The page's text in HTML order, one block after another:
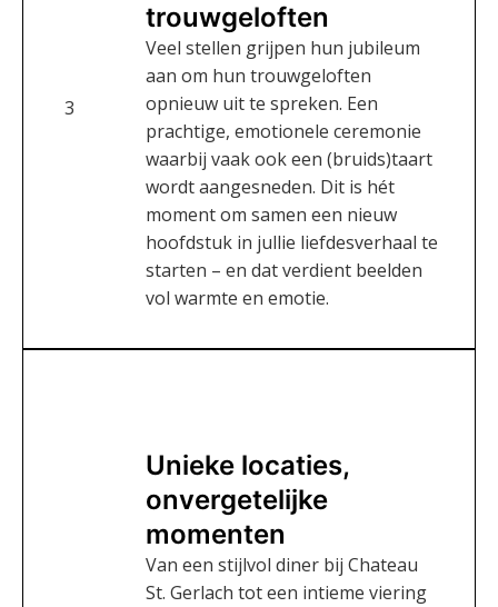
trouwgeloften
Veel stellen grijpen hun jubileum
aan om hun trouwgeloften
opnieuw uit te spreken. Een
prachtige, emotionele ceremonie
waarbij vaak ook een (bruids)taart
wordt aangesneden. Dit is hét
moment om samen een nieuw
hoofdstuk in jullie liefdesverhaal te
starten – en dat verdient beelden
vol warmte en emotie.
3
Unieke locaties,
onvergetelijke
momenten
Van een stijlvol diner bij Chateau
St. Gerlach tot een intieme viering